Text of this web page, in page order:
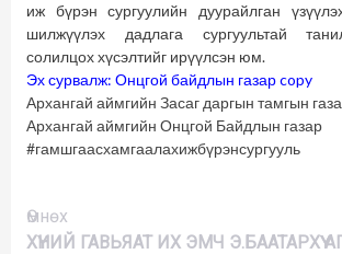
иж бүрэн сургуулийн дуурайлган
шилжүүлэх дадлага сургуультай
солилцох хүсэлтийг ирүүлсэн юм.
Эх сурвалж: Онцгой байдлын газар copy
Архангай аймгийн Засаг даргын тамгын
Архангай аймгийн Онцгой Байдлын газар
#гамшгаасхамгаалахижбүрэнсургууль
Үргэлжлүүлэх
Өмнөх
ХҮНИЙ ГАВЬЯАТ ИХ ЭМЧ Э.БААТАРХҮҮ